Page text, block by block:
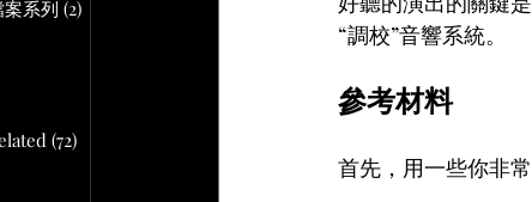
系列 (2)
(72)
“調校”音響系統。
參考材料
首先，用一些你非